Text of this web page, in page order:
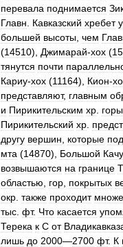
перевала поднимается
Главн
Кавказский хребет
большей высоты чем
(14510), Джимарай-хох (
тянутся почти
Кариу-хох (11164), Кион-
представляют, главным
и Пирикительским хр горы
Пирикительский хр
другу вершин которые
мта (14870), Большой Качу
возвышаются на границе
областью
гор покрытых
окр также проходит
тыс фт. Что касается
Терека к С от
лишь до 2000—2700 фт. К